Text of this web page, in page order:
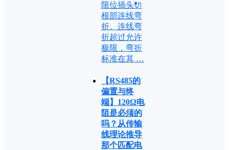
限位插头🔌
根部连线弯
折。连线弯
折超过允许
极限，弯折
标准在其 …
【RS485的
偏置与终
端】120Ω电
阻是必须的
吗？从传输
线理论推导
那个匹配电